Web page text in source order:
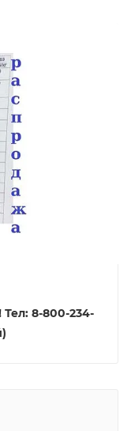
8-800-234-